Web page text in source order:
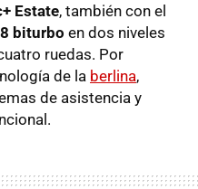
Estate, también con el
biturbo en dos niveles
ruedas. Por
de la berlina,
de asistencia y